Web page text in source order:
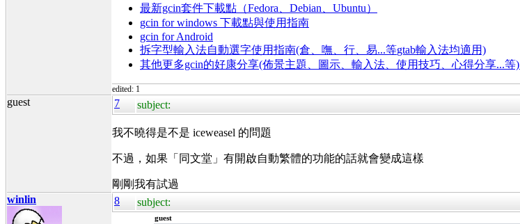
最新gcin套件下載點（Fedora、Debian、Ubuntu）
gcin for windows 下載點與使用指南
gcin for Android
拆字型輸入法自動選字使用指南(倉、嘸、行、易...等gtab輸入法均適用)
其他更多gcin的好康分享(佈景主題、圖示、輸入法、使用技巧、心得分享...等)
edited: 1
guest 7 subject:
我不曉得是不是 iceweasel 的問題
不過，如果「同文堂」有開啟自動繁體的功能的話就會變成這樣
剛剛我有試過
winlin
8 subject:
guest